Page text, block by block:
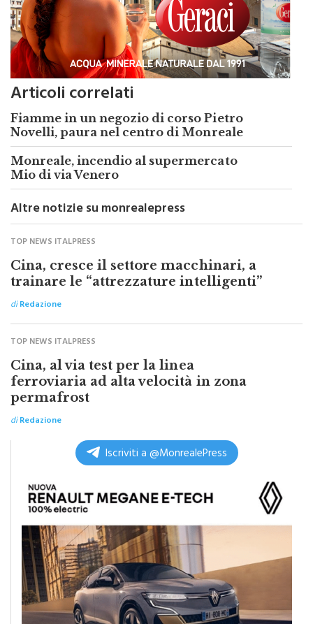
Articoli correlati
Fiamme in un negozio di corso Pietro
Novelli, paura nel centro di Monreale
Monreale, incendio al supermercato
Mio di via Venero
Altre notizie su monrealepress
TOP NEWS ITALPRESS
Cina, cresce il settore macchinari, a
trainare le “attrezzature intelligenti”
diRedazione
TOP NEWS ITALPRESS
Cina, al via test per la linea
ferroviaria ad alta velocità in zona
permafrost
di